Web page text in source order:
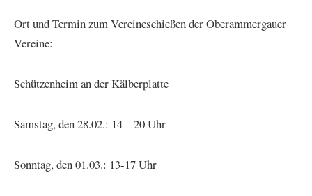
Ort und Termin zum Vereineschießen der Oberammergauer
Vereine:
Schützenheim an der Kälberplatte
Samstag, den 28.02.: 14 – 20 Uhr
Sonntag, den 01.03.: 13-17 Uhr